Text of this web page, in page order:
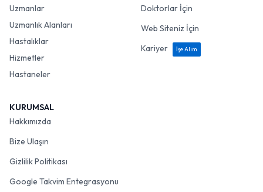
Uzmanlar
Uzmanlık Alanları
Hastalıklar
Hizmetler
Hastaneler
Doktorlar İçin
Web Siteniz İçin
Kariyer
İşe Alım
KURUMSAL
Hakkımızda
Bize Ulaşın
Gizlilik Politikası
Google Takvim Entegrasyonu